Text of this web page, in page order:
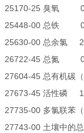
25170-25 臭氧
25448-00 总铁
25630-00 总余氯 2-
26722-45 总氮
27604-45 总有机碳（
27673-45 活性磷
27735-00 多氯联苯（
27743-00 土壤中的